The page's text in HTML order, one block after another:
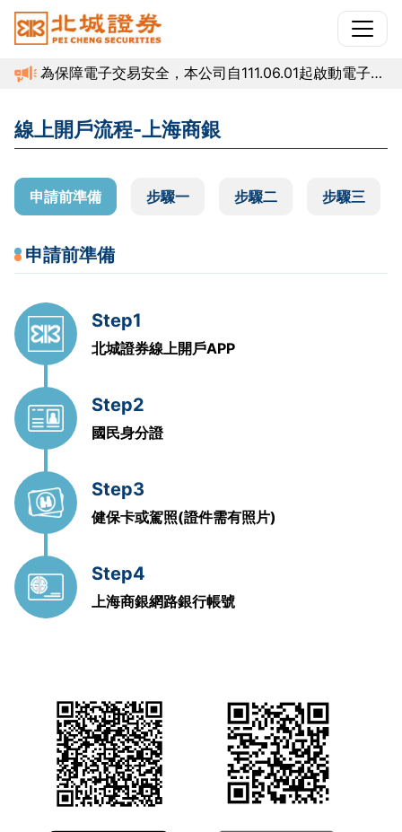
為保障電子交易安全，本公司自111.06.01起啟動電子交
網常見問題綁定門號或洽02-29283456分機312、、
314(法源依據：證交所資通安全防護機制規範)。
線上開戶流程-上海商銀
申請前準備 步驟一
申請前準備
Step1
北城證券線上開戶APP
Step2
國民身分證
Step3
健保卡或駕照(證件需有照片)
Step4
上海商銀網路銀行帳號